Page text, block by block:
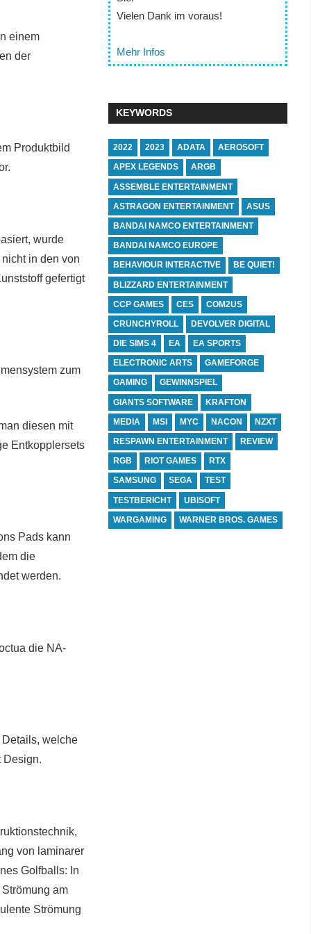
einem
der
Produktbild
wurde
in den von
gefertigt
zum
diesen mit
Entkopplersets
Pads kann
die
werden.
die NA-
welche
Design.
von laminarer
Golfballs: In
am
Strömung
Vielen Dank im voraus!
Mehr Infos
KEYWORDS
2022 2023 ADATA AEROSOFT
APEX LEGENDS ARGB
ASSEMBLE ENTERTAINMENT
ASTRAGON ENTERTAINMENT ASUS
BANDAI NAMCO ENTERTAINMENT
BANDAI NAMCO EUROPE
BEHAVIOUR INTERACTIVE BE QUIET!
BLIZZARD ENTERTAINMENT
CCP GAMES CES COM2US
CRUNCHYROLL DEVOLVER DIGITAL
DIE SIMS 4 EA EA SPORTS
ELECTRONIC ARTS GAMEFORGE
GAMING GEWINNSPIEL
GIANTS SOFTWARE KRAFTON
MEDIA MSI MYC NACON NZXT
RESPAWN ENTERTAINMENT REVIEW
RGB RIOT GAMES RTX
SAMSUNG SEGA TEST
TESTBERICHT UBISOFT
WARGAMING WARNER BROS. GAMES